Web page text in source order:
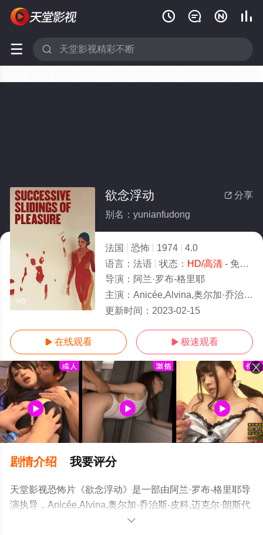
   
 
HD
 分享
欲念浮动
别名：yunianfudong
法国 恐怖 1974
4.0
语言： 法语 状态： HD/高清- 免费在线观看
导演： 阿兰·罗布-格里耶
主演： Anicée,Alvina,奥尔加·乔治斯-皮科,迈克尔·朗斯代尔
更新时间： 2023-02-15
 在线观看  极速观看
剧情介绍 我要评分
天堂影视恐怖片《欲念浮动》是一部由阿兰·罗布-格里耶导
演执导，Anicée,Alvina,奥尔加·乔治斯-皮科,迈克尔·朗斯代
尔等演员精彩演绎的法国电影，手机免费观看高清无删减
